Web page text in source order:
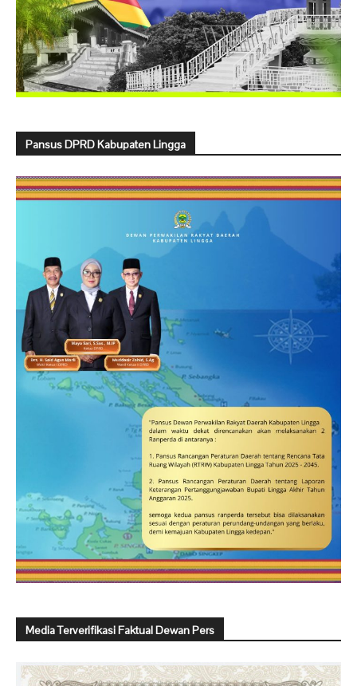
Pansus DPRD Kabupaten Lingga
Media Terverifikasi Faktual Dewan Pers